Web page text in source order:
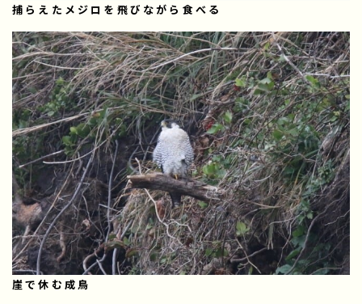
捕らえたメジロを飛びながら食べる
崖で休む成鳥